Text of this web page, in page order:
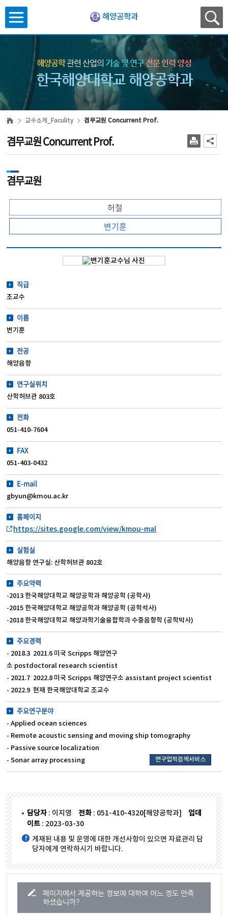
해양공학과
해양공학관련 산업의 기술 및 연구 전문 인력 양성
한국해양대학교 해양공학과
교수소개_Faculity 겸무교원 Concurrent Prof.
겸무교원 Concurrent Prof.
겸무교원
허철
변기훈
직급
조교수
이름
변기훈
전공
해양음향
연구실위치
산학허브관 803호
전화
051-410-7604
FAX
051-403-0432
E-mail
gbyun@kmou.ac.kr
홈페이지
https://sites.google.com/view/kmou-mal
실험실
해양음향 연구실: 산학허브관 802호
주요약력
-2013 한국해양대학교 해양공학과 해양공학 (공학사)
-2015 한국해양대학교 해양공학과 해양공학 (공학석사)
-2018 한국해양대학교 해양과학기술융합학과 수중음향학 (공학박사)
주요경력
- 2018.3 2021.6 미국 Scripps 해양연구
소 postdoctoral research scientist
- 2021.7 2022.8 미국 Scripps 해양연구소 assistant project scientist
- 2022.9 현재 한국해양대학교 조교수
주요연구분야
- Applied ocean sciences
- Remote acoustic sensing and moving ship tomography
- Passive source localization
- Sonar array processing
연구업적검색서비스
담당자 : 이지영 전화 : 051-410-4320[해양공학과]
업데
이트 : 2023-03-30
게재된 내용 및 운영에 대한 개선사항이 있으면 자료관리 담
당자에게 연락하시기 바랍니다.
페이지에서 제공하는 정보에 대하여 어느 정도 만족
하셨습니까?